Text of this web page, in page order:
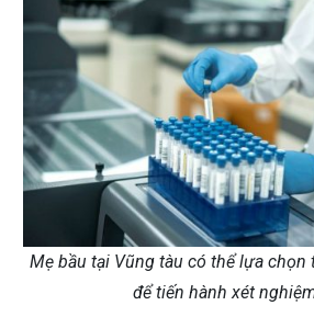
Mẹ bầu tại Vũng tàu có thể lựa chọn
để tiến hành xét